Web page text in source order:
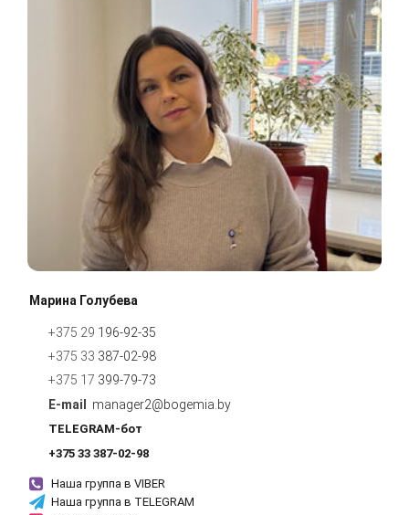
Марина Голубева
+375 29 196-92-35
+375 33 387-02-98
+375 17 399-79-73
manager2@bogemia.by
TELEGRAM-бот
+375 33 387-02-98
Наша группа в VIBER
Наша группа в TELEGRAM